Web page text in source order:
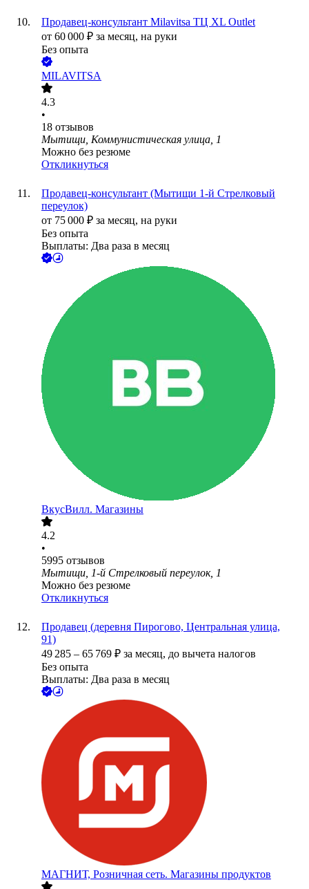
Продавец-консультант Milavitsa ТЦ XL Outlet
от 60 000 ₽ за месяц, на руки
Без опыта
MILAVITSA
4.3
•
18 отзывов
Мытищи, Коммунистическая улица, 1
Можно без резюме
Откликнуться
Продавец-консультант (Мытищи 1-й Стрелковый
переулок)
от 75 000 ₽ за месяц, на руки
Без опыта
Выплаты: Два раза в месяц
ВкусВилл. Магазины
4.2
•
5995 отзывов
Мытищи, 1-й Стрелковый переулок, 1
Можно без резюме
Откликнуться
Продавец (деревня Пирогово, Центральная улица,
91)
49 285 – 65 769 ₽ за месяц, до вычета налогов
Без опыта
Выплаты: Два раза в месяц
МАГНИТ, Розничная сеть. Магазины продуктов